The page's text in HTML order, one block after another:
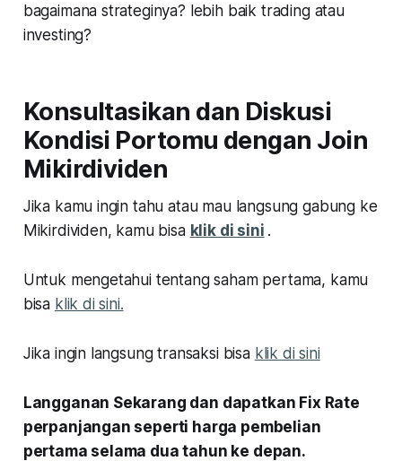
bagaimana strateginya? lebih baik trading atau
investing?
Konsultasikan dan Diskusi
Kondisi Portomu dengan Join
Mikirdividen
Jika kamu ingin tahu atau mau langsung gabung ke
Mikirdividen, kamu bisa klik di sini .
Untuk mengetahui tentang saham pertama, kamu
bisa klik di sini.
Jika ingin langsung transaksi bisa klik di sini
Langganan Sekarang dan dapatkan Fix Rate
perpanjangan seperti harga pembelian
pertama selama dua tahun ke depan.